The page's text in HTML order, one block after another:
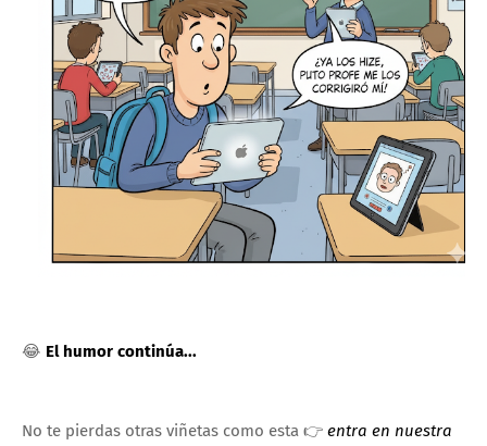
😂 El humor continúa...
No te pierdas otras viñetas como esta 👉 entra en nuestra